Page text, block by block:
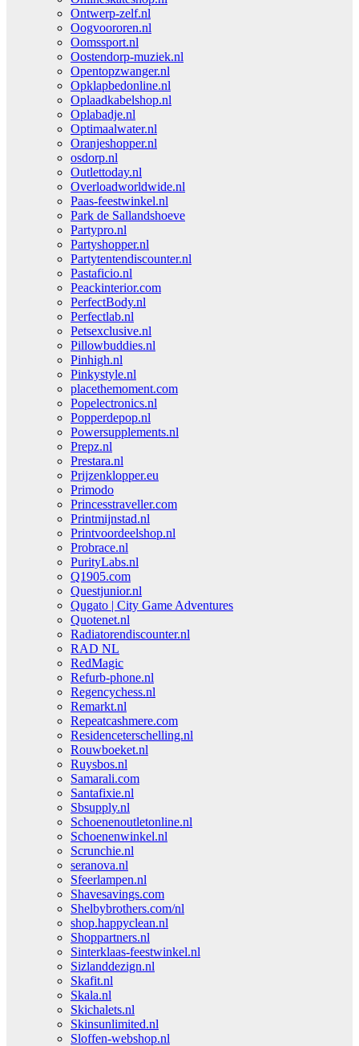
Ontwerp-zelf.nl
Oogvoororen.nl
Oomssport.nl
Oostendorp-muziek.nl
Opentopzwanger.nl
Opklapbedonline.nl
Oplaadkabelshop.nl
Oplabadje.nl
Optimaalwater.nl
Oranjeshopper.nl
osdorp.nl
Outlettoday.nl
Overloadworldwide.nl
Paas-feestwinkel.nl
Park de Sallandshoeve
Partypro.nl
Partyshopper.nl
Partytentendiscounter.nl
Pastaficio.nl
Peackinterior.com
PerfectBody.nl
Perfectlab.nl
Petsexclusive.nl
Pillowbuddies.nl
Pinhigh.nl
Pinkystyle.nl
placethemoment.com
Popelectronics.nl
Popperdepop.nl
Powersupplements.nl
Prepz.nl
Prestara.nl
Prijzenklopper.eu
Primodo
Princesstraveller.com
Printmijnstad.nl
Printvoordeelshop.nl
Probrace.nl
PurityLabs.nl
Q1905.com
Questjunior.nl
Qugato | City Game Adventures
Quotenet.nl
Radiatorendiscounter.nl
RAD NL
RedMagic
Refurb-phone.nl
Regencychess.nl
Remarkt.nl
Repeatcashmere.com
Residenceterschelling.nl
Rouwboeket.nl
Ruysbos.nl
Samarali.com
Santafixie.nl
Sbsupply.nl
Schoenenoutletonline.nl
Schoenenwinkel.nl
Scrunchie.nl
seranova.nl
Sfeerlampen.nl
Shavesavings.com
Shelbybrothers.com/nl
shop.happyclean.nl
Shoppartners.nl
Sinterklaas-feestwinkel.nl
Sizlanddezign.nl
Skafit.nl
Skala.nl
Skichalets.nl
Skinsunlimited.nl
Sloffen-webshop.nl